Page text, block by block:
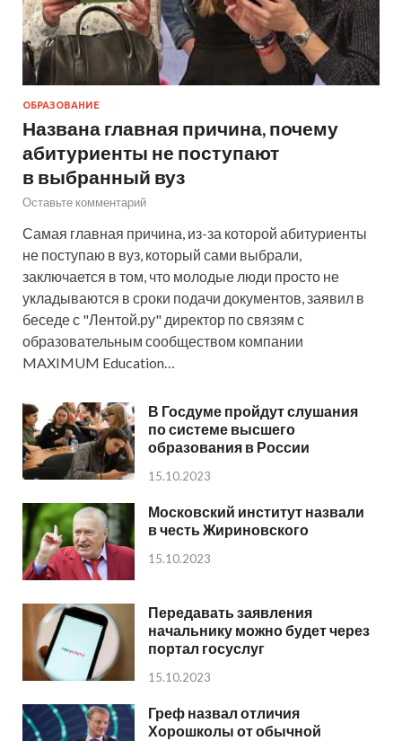
ОБРАЗОВАНИЕ
Названа главная причина, почему
абитуриенты не поступают
в выбранный вуз
Оставьте комментарий
Самая главная причина, из-за которой абитуриенты
не поступаю в вуз, который сами выбрали,
заключается в том, что молодые люди просто не
укладываются в сроки подачи документов, заявил в
беседе с "Лентой.ру" директор по связям с
образовательным сообществом компании
MAXIMUM Education…
В Госдуме пройдут слушания
по системе высшего
образования в России
15.10.2023
Московский институт назвали
в честь Жириновского
15.10.2023
Передавать заявления
начальнику можно будет через
портал госуслуг
15.10.2023
Греф назвал отличия
Хорошколы от обычной